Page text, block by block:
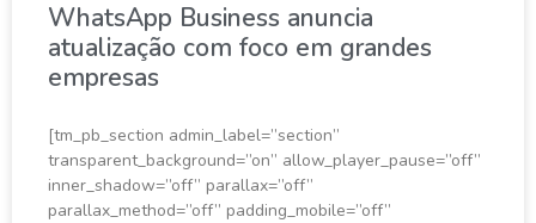
WhatsApp Business anuncia
atualização com foco em grandes
empresas
[tm_pb_section admin_label=”section”
transparent_background=”on” allow_player_pause=”off”
inner_shadow=”off” parallax=”off”
parallax_method=”off” padding_mobile=”off”